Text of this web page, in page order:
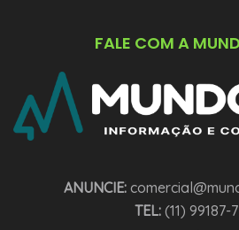
FALE COM A
ANUNCIE:
TEL:(11) 99187-